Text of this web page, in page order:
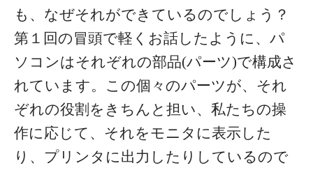
も、なぜそれができているのでしょう？
第１回の冒頭で軽くお話したように、パ
ソコンはそれぞれの部品(パーツ)で構成さ
れています。この個々のパーツが、それ
ぞれの役割をきちんと担い、私たちの操
作に応じて、それをモニタに表示した
り、プリンタに出力したりしているので